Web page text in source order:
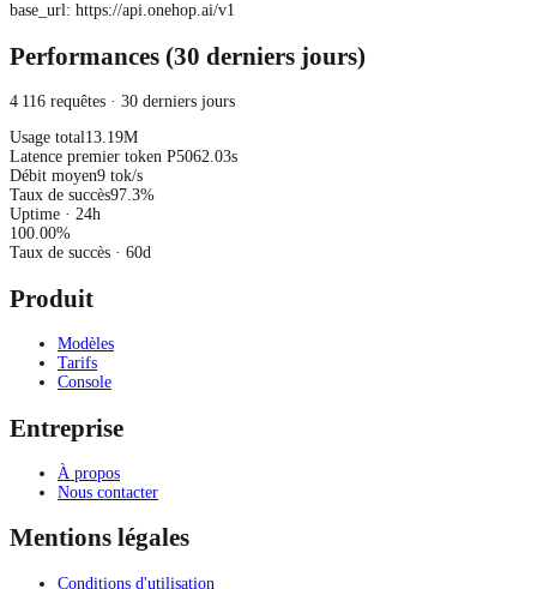
base_url: https://api.onehop.ai/v1
Performances (30 derniers jours)
4 116 requêtes · 30 derniers jours
Usage total13.19M
Latence premier token P5062.03s
Débit moyen9 tok/s
Taux de succès97.3%
Uptime · 24h
100.00%
Taux de succès · 60d
Produit
Modèles
Tarifs
Console
Entreprise
À propos
Nous contacter
Mentions légales
Conditions d'utilisation